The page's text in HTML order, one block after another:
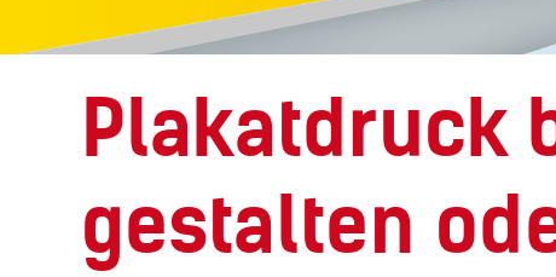
Plakatdruck
gestalten